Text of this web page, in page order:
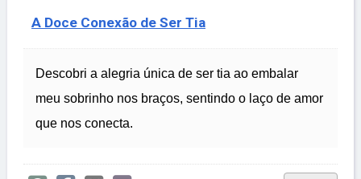
A Doce Conexão de Ser Tia
Descobri a alegria única de ser tia ao embalar
meu sobrinho nos braços, sentindo o laço de amor
que nos conecta.